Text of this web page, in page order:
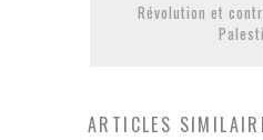
Révolution et
ARTICLES